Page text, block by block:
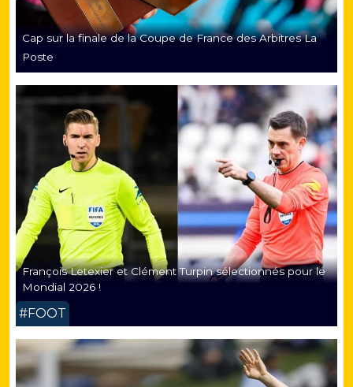
Cap sur la finale de la Coupe de France des Arbitres La
Poste
François Letexier et Clément Turpin sélectionnés pour le
Mondial 2026 !
#FOOT